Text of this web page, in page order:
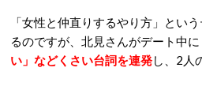
「女性と仲直りするやり方」とい
るのですが、北見さんがデート中に
い」などくさい台詞を連発し、 2 人